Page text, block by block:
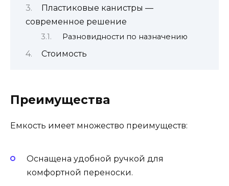
Пластиковые канистры —
современное решение
Разновидности по назначению
Стоимость
Преимущества
Емкость имеет множество преимуществ:
Оснащена удобной ручкой для
комфортной переноски.